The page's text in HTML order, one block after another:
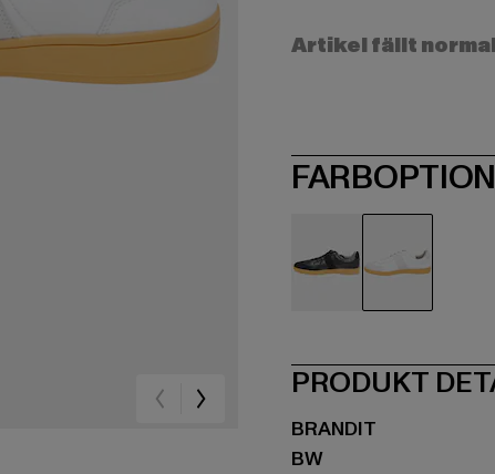
Artikel fällt
PRODUKT
BRANDIT
BW